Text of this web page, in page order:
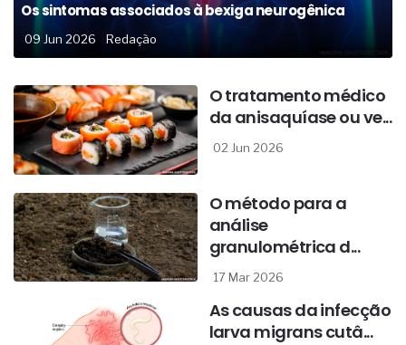
Os sintomas associados à bexiga neurogênica
09 Jun 2026 Redação
O tratamento médico
da anisaquíase ou ve...
02 Jun 2026
O método para a
análise
granulométrica d...
17 Mar 2026
As causas da infecção
larva migrans cutâ...